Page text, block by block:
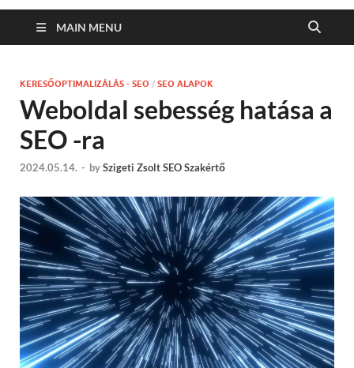
MAIN MENU
KERESŐOPTIMALIZÁLÁS - SEO / SEO ALAPOK
Weboldal sebesség hatása a
SEO -ra
2024.05.14. - bySzigeti Zsolt SEO Szakértő